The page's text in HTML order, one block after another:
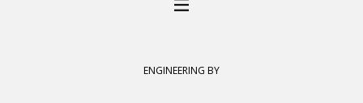
ENGINEERING BY